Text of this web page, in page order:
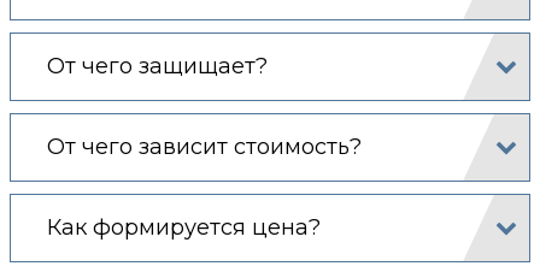
От чего защищает?
От чего зависит стоимость?
Как формируется цена?